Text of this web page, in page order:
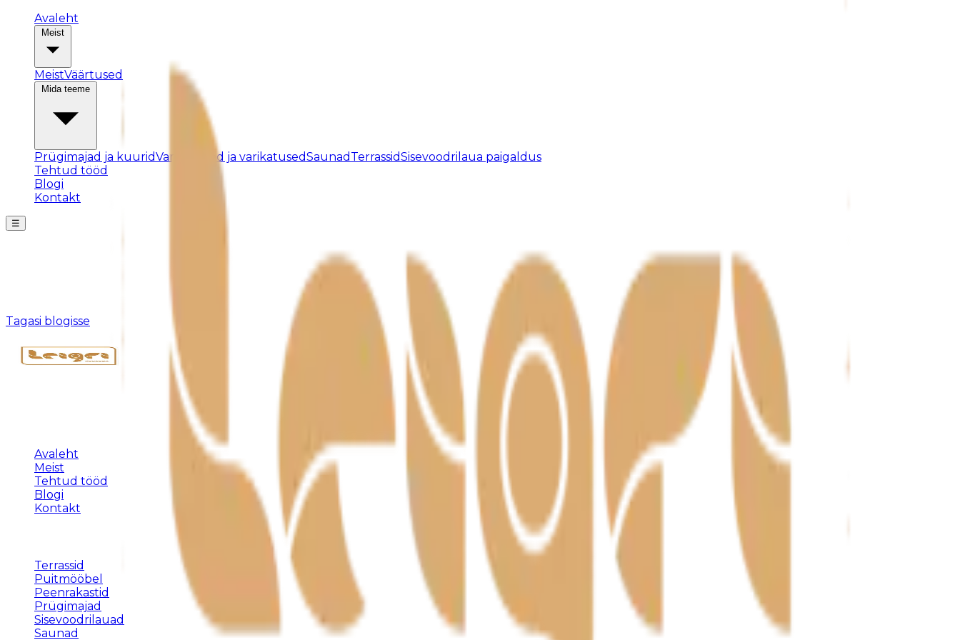
Avaleht
MeistVäärtused
Prügimajad ja kuuridVarjualused ja varikatusedSaunad TerrassidSisevoodrilaua paigaldus
Tehtud tööd
Blogi
Kontakt
☰
Kahjuks pole sellist postitust olemas või see on eemaldatud.
Tagasi blogisse
Täispuidust eritellimusmööbel, terrassid ja varjualused – meistritöö Harjumaal alates 1992.
Avaleht
Meist
Tehtud tööd
Blogi
Kontakt
Terrassid
Puitmööbel
Peenrakastid
Prügimajad
Sisevoodrilauad
Saunad